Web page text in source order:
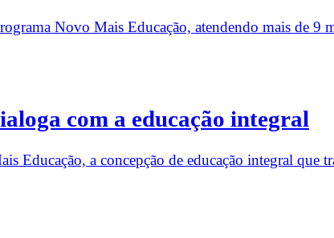
Novo Mais Educação, atendendo mais de 9
com a educação integral
Educação, a concepção de educação integral que